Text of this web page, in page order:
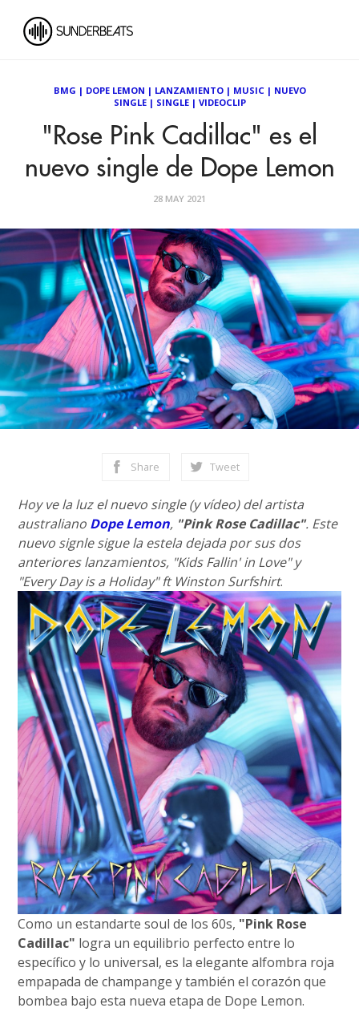
BMG | DOPE LEMON | LANZAMIENTO| MUSIC| NUEVO
SINGLE| SINGLE| VIDEOCLIP
"Rose Pink Cadillac" es el
nuevo single de Dope Lemon
28 MAY 2021
Share Tweet
Hoy ve la luz el nuevo single (y vídeo) del artista
australiano Dope Lemon, "Pink Rose Cadillac". Este
nuevo signle sigue la estela dejada por sus dos
anteriores lanzamientos, "Kids Fallin' in Love" y
"Every Day is a Holiday" ft Winston Surfshirt.
Como un estandarte soul de los 60s, "Pink Rose
Cadillac" logra un equilibrio perfecto entre lo
específico y lo universal, es la elegante alfombra roja
empapada de champange y también el corazón que
bombea bajo esta nueva etapa de Dope Lemon.